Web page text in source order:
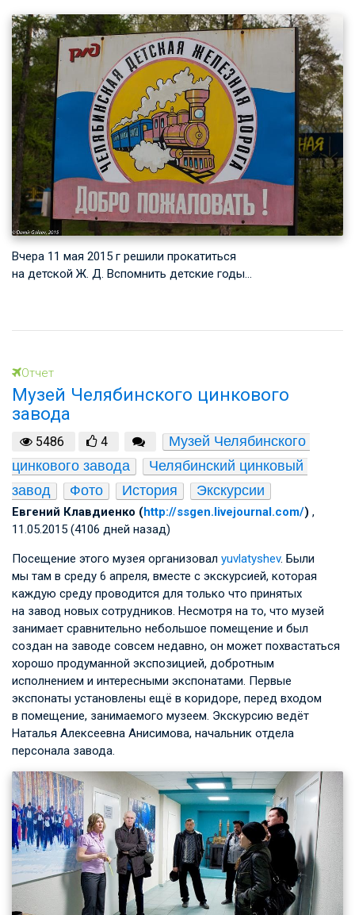
Вчера 11 мая 2015 г решили прокатиться
на детской Ж. Д. Вспомнить детские годы…
Отчет
Музей Челябинского цинкового
завода
5486 4
Музей Челябинского
цинкового завода
Челябинский цинковый
завод
Фото История Экскурсии
Евгений Клавдиенко (http://ssgen.livejournal.com/) ,
11.05.2015 (4106 дней назад)
Посещение этого музея организовал yuvlatyshev. Были
мы там в среду 6 апреля, вместе с экскурсией, которая
каждую среду проводится для только что принятых
на завод новых сотрудников. Несмотря на то, что музей
занимает сравнительно небольшое помещение и был
создан на заводе совсем недавно, он может похвастаться
хорошо продуманной экспозицией, добротным
исполнением и интересными экспонатами. Первые
экспонаты установлены ещё в коридоре, перед входом
в помещение, занимаемого музеем. Экскурсию ведёт
Наталья Алексеевна Анисимова, начальник отдела
персонала завода.